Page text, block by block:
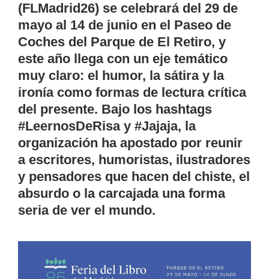
(FLMadrid26) se celebrará del 29 de
mayo al 14 de junio en el Paseo de
Coches del Parque de El Retiro, y
este año llega con un eje temático
muy claro: el
humor, la sátira y la
ironíacomo formas de lectura crítica
del presente. Bajo los hashtags
#LeernosDeRisa y #Jajaja, la
organización ha apostado por reunir
a escritores, humoristas, ilustradores
y pensadores que hacen del chiste, el
absurdo o la carcajada una forma
seria de ver el mundo.